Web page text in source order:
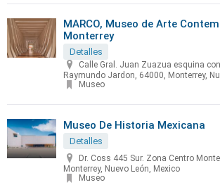
MARCO, Museo de Arte
Monterrey
Detalles
Calle Gral. Juan Zuazua esquina
Raymundo Jardon, 64000, Monterrey,
Museo
Museo De Historia Mexicana
Detalles
Dr. Coss 445 Sur. Zona Centro
Monterrey, Nuevo León, Mexico
Museo